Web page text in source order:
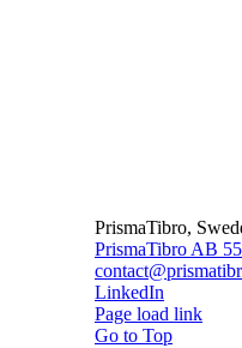
PrismaTibro,
PrismaTibro AB
LinkedIn
Page load link
Go to Top